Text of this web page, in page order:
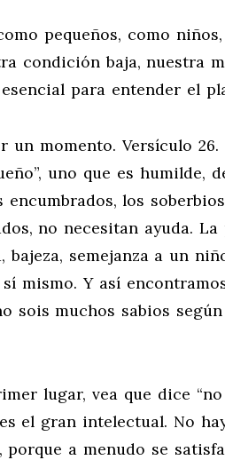
pequeños, como
condición baja, nuestra
para entender el
momento. Versículo 26.
uno que es humilde,
los
no necesitan ayuda.
semejanza a un
mismo. Y así
sois muchos sabios
lugar, vea que dice
el gran intelectual. No
a menudo se